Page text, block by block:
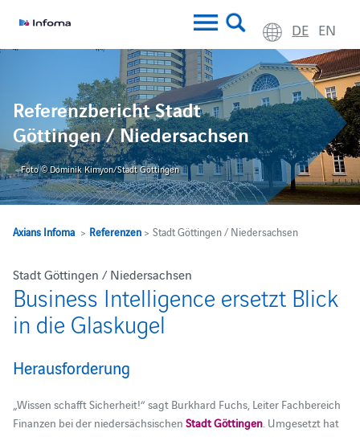
DE EN
Referenzbericht Stadt
Göttingen / Niedersachsen
Foto © Dominik Kimyon/Stadt Göttingen
Axians Infoma> Referenzen> Stadt Göttingen / Niedersachsen
Stadt Göttingen / Niedersachsen
Business Intelligence ersetzt Blick
in die Glaskugel
Herausforderung
„Wissen schafft Sicherheit!“ sagt Burkhard Fuchs, Leiter Fachbereich
Finanzen bei der niedersächsischen Stadt Göttingen. Umgesetzt hat